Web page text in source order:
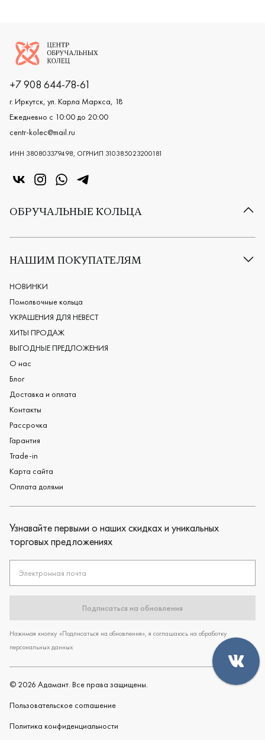
Логотип компании
+7 908 644-78-61
г. Иркутск, ул. Карла Маркса, 18
Ежедневно с 10:00 до 20:00
centr-kolec@mail.ru
ИНН 380803379498, ОГРНИП 310385023200181
«Центр колец» в VK
«Центр колец» в Instagram
«Центр колец» в Whatsapp
«Центр колец» в Telegram
ОБРУЧАЛЬНЫЕ КОЛЬЦА
Все обручальные кольца
Европейские обручальные кольца
Мужские обручальные кольца
Женские обручальные кольца
Обручальные кольца из платины
Дизайнерские обручальные кольца
Черные обручальные кольца
НАШИМ ПОКУПАТЕЛЯМ
НОВИНКИ
Помолвочные кольца
УКРАШЕНИЯ ДЛЯ НЕВЕСТ
ХИТЫ ПРОДАЖ
ВЫГОДНЫЕ ПРЕДЛОЖЕНИЯ
О нас
Блог
Доставка и оплата
Контакты
Рассрочка
Гарантия
Trade-in
Карта сайта
Оплата долями
Узнавайте первыми о наших скидках и уникальных
торговых предложениях
Электронная почта
Подписаться на обновления
Нажимая кнопку «Подписаться на обновления», я соглашаюсь на обработку
персональных данных
© 2026 Адамант. Все права защищены.
Пользовательское cоглашение
Политика конфиденциальности